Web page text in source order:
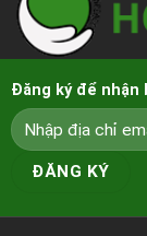
Đăng ký để nhận